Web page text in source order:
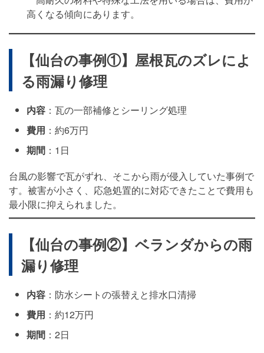
高くなる傾向にあります。
【仙台の事例①】屋根瓦のズレによ
る雨漏り修理
内容 ：瓦の一部補修とシーリング処理
費用 ：約6万円
期間 ：1日
台風の影響で瓦がずれ、そこから雨が侵入していた事例で
す。被害が小さく、応急処置的に対応できたことで費用も
最小限に抑えられました。
【仙台の事例②】ベランダからの雨
漏り修理
内容 ：防水シートの張替えと排水口清掃
費用 ：約12万円
期間 ：2日